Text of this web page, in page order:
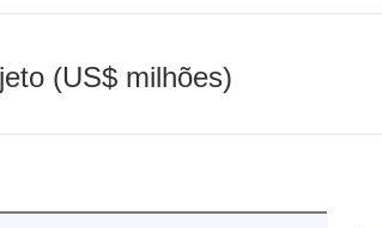
(US$ milhões)